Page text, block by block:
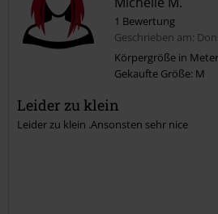
1 Bewertung
Geschrieben am:
Körpergröße in
Gekaufte Größe: M
Leider zu klein
Leider zu klein .Ansonsten sehr nice